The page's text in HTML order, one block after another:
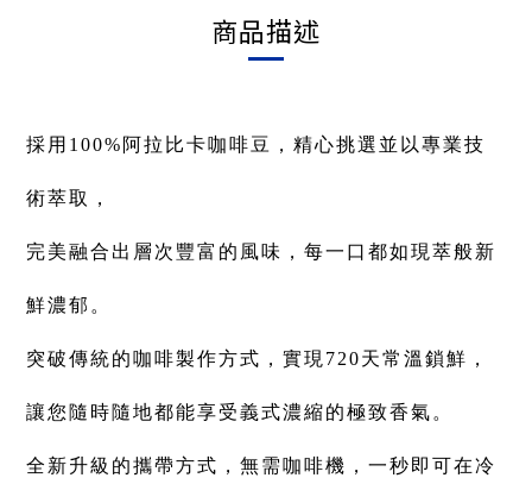
商品描述
採用100%阿拉比卡咖啡豆，精心挑選並以專業技
術萃取，
完美融合出層次豐富的風味，每一口都如現萃般新
鮮濃郁。
突破傳統的咖啡製作方式，實現720天常溫鎖鮮，
讓您隨時隨地都能享受義式濃縮的極致香氣。
全新升級的攜帶方式，無需咖啡機，一秒即可在冷